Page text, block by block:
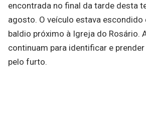
encontrada no final da tarde desta
agosto. O veículo estava escondido
baldio próximo à Igreja do Rosário.
continuam para identificar e
pelo furto.